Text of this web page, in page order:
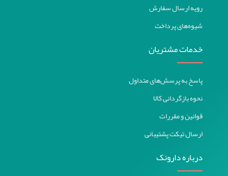
رویه ارسال سفارش
شیوه‌های پرداخت
خدمات مشتریان
پاسخ به پرسش‌های متداول
نحوه بازگردانی کالا
قوانین و مقررات
ارسال تیکت پشتیبانی
درباره دارونک